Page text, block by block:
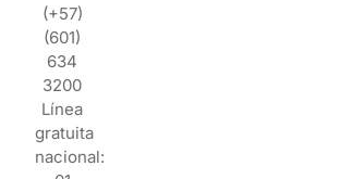
(+57)
(601)
634
3200
Línea
gratuita
nacional: